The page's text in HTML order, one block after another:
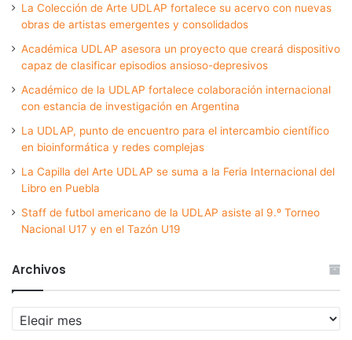
La Colección de Arte UDLAP fortalece su acervo con nuevas
obras de artistas emergentes y consolidados
Académica UDLAP asesora un proyecto que creará dispositivo
capaz de clasificar episodios ansioso-depresivos
Académico de la UDLAP fortalece colaboración internacional
con estancia de investigación en Argentina
La UDLAP, punto de encuentro para el intercambio científico
en bioinformática y redes complejas
La Capilla del Arte UDLAP se suma a la Feria Internacional del
Libro en Puebla
Staff de futbol americano de la UDLAP asiste al 9.º Torneo
Nacional U17 y en el Tazón U19
Archivos
Archivos